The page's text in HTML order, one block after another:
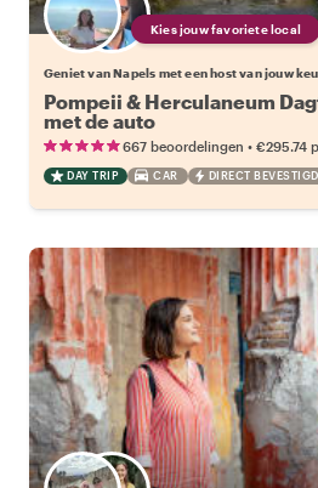
Kies jouw favoriete local
Geniet van Napels met een host van jouw
Pompeii & Herculaneum
met de auto
667 beoordelingen • €295.74
DAY TRIP CAR DIRECT BEVESTIGD